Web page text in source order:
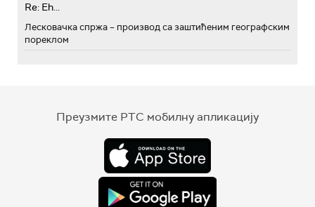
Re: Eh...
Лесковачка спржа – производ са заштићеним географским
пореклом
Преузмите РТС мобилну апликацију